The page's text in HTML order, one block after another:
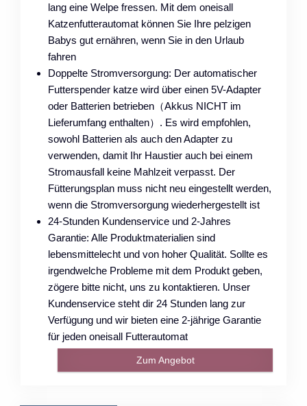
lang eine Welpe fressen. Mit dem oneisall
Katzenfutterautomat können Sie Ihre pelzigen
Babys gut ernähren, wenn Sie in den Urlaub
fahren
Doppelte Stromversorgung: Der automatischer
Futterspender katze wird über einen 5V-Adapter
oder Batterien betrieben（Akkus NICHT im
Lieferumfang enthalten）. Es wird empfohlen,
sowohl Batterien als auch den Adapter zu
verwenden, damit Ihr Haustier auch bei einem
Stromausfall keine Mahlzeit verpasst. Der
Fütterungsplan muss nicht neu eingestellt werden,
wenn die Stromversorgung wiederhergestellt ist
24-Stunden Kundenservice und 2-Jahres
Garantie: Alle Produktmaterialien sind
lebensmittelecht und von hoher Qualität. Sollte es
irgendwelche Probleme mit dem Produkt geben,
zögere bitte nicht, uns zu kontaktieren. Unser
Kundenservice steht dir 24 Stunden lang zur
Verfügung und wir bieten eine 2-jährige Garantie
für jeden oneisall Futterautomat
Zum Angebot